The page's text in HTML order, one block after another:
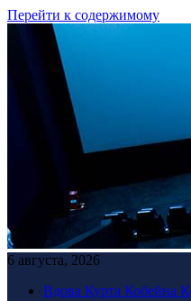
Перейти к содержимому
6 августа, 2026
Вдова Курта Кобейна